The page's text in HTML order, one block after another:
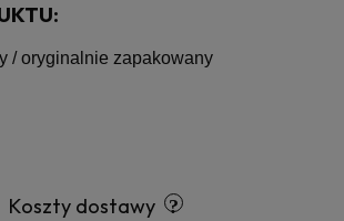
/ oryginalnie zapakowany
Koszty dostawy